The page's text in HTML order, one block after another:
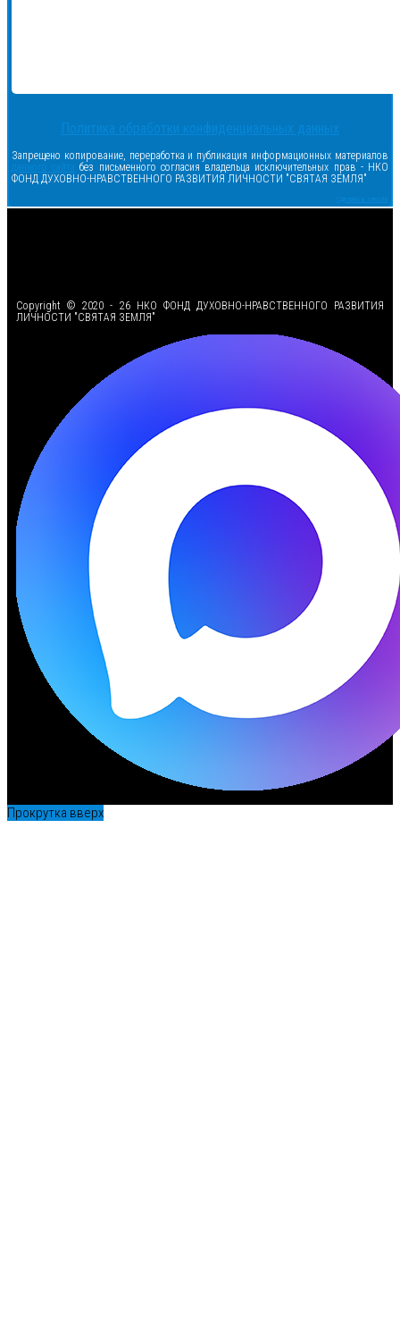
Политика обработки конфиденциальных данных
Запрещено копирование, переработка и публикация информационных материалов
данного сайта без письменного согласия владельца исключительных прав - НКО
ФОНД ДУХОВНО-НРАВСТВЕННОГО РАЗВИТИЯ ЛИЧНОСТИ "СВЯТАЯ ЗЕМЛЯ"
Сделано в samsite
Copyright © 2020 - 26 НКО ФОНД ДУХОВНО-НРАВСТВЕННОГО РАЗВИТИЯ
ЛИЧНОСТИ "СВЯТАЯ ЗЕМЛЯ"
Прокрутка вверх